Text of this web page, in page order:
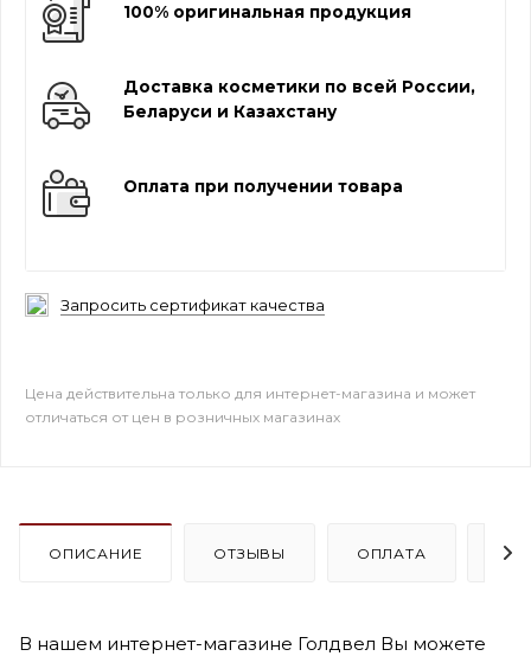
100% оригинальная продукция
Доставка косметики по всей России,
Беларуси и Казахстану
Оплата при получении товара
Запросить сертификат качества
Цена действительна только для интернет-магазина и может
отличаться от цен в розничных магазинах
ОПИСАНИЕ ОТЗЫВЫ ОПЛАТА
В нашем интернет-магазине Голдвел Вы можете